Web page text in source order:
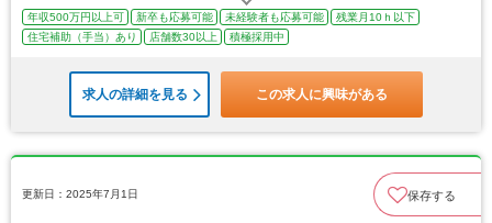
年収500万円以上可 新卒も応募可能 未経験者も応募可能
残業月10ｈ以下
住宅補助（手当）あり
店舗数30以上 積極採用中
求人の詳細を見る この求人に興味がある
更新日：2025年7月1日 保存する